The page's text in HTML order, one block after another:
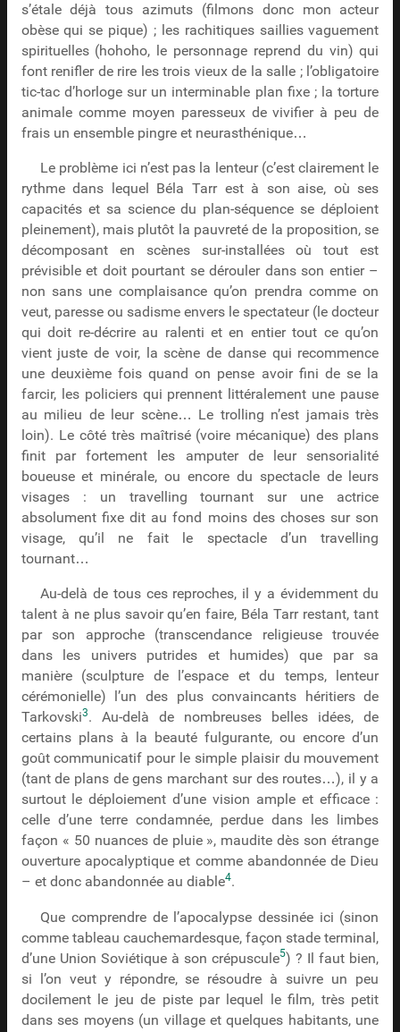
s’étale déjà tous azimuts (filmons donc mon acteur
obèse qui se pique) ; les rachitiques saillies vaguement
spirituelles (hohoho, le personnage reprend du vin) qui
font renifler de rire les trois vieux de la salle ; l’obligatoire
tic-tac d’horloge sur un interminable plan fixe ; la torture
animale comme moyen paresseux de vivifier à peu de
frais un ensemble pingre et neurasthénique…
Le problème ici n’est pas la lenteur (c’est clairement le
rythme dans lequel Béla Tarr est à son aise, où ses
capacités et sa science du plan-séquence se déploient
pleinement), mais plutôt la pauvreté de la proposition, se
décomposant en scènes sur-installées où tout est
prévisible et doit pourtant se dérouler dans son entier –
non sans une complaisance qu’on prendra comme on
veut, paresse ou sadisme envers le spectateur (le docteur
qui doit re-décrire au ralenti et en entier tout ce qu’on
vient juste de voir, la scène de danse qui recommence
une deuxième fois quand on pense avoir fini de se la
farcir, les policiers qui prennent littéralement une pause
au milieu de leur scène… Le trolling n’est jamais très
loin). Le côté très maîtrisé (voire mécanique) des plans
finit par fortement les amputer de leur sensorialité
boueuse et minérale, ou encore du spectacle de leurs
visages : un travelling tournant sur une actrice
absolument fixe dit au fond moins des choses sur son
visage, qu’il ne fait le spectacle d’un travelling
tournant…
Au-delà de tous ces reproches, il y a évidemment du
talent à ne plus savoir qu’en faire, Béla Tarr restant, tant
par son approche (transcendance religieuse trouvée
dans les univers putrides et humides) que par sa
manière (sculpture de l’espace et du temps, lenteur
cérémonielle) l’un des plus convaincants héritiers de
Tarkovski3. Au-delà de nombreuses belles idées, de
certains plans à la beauté fulgurante, ou encore d’un
goût communicatif pour le simple plaisir du mouvement
(tant de plans de gens marchant sur des routes…), il y a
surtout le déploiement d’une vision ample et efficace :
celle d’une terre condamnée, perdue dans les limbes
façon « 50 nuances de pluie », maudite dès son étrange
ouverture apocalyptique et comme abandonnée de Dieu
– et donc abandonnée au diable4.
Que comprendre de l’apocalypse dessinée ici (sinon
comme tableau cauchemardesque, façon stade terminal,
d’une Union Soviétique à son crépuscule5) ? Il faut bien,
si l’on veut y répondre, se résoudre à suivre un peu
docilement le jeu de piste par lequel le film, très petit
dans ses moyens (un village et quelques habitants, une